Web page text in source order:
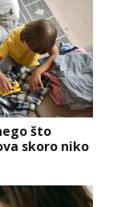
što
skoro niko